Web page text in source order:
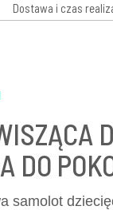
Dostawa i czas
DO
samolot